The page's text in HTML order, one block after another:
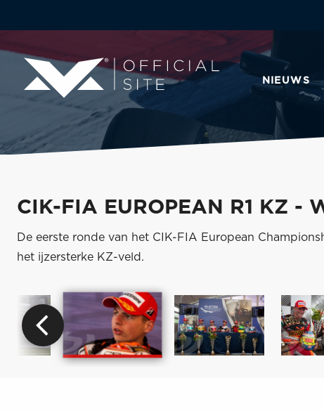
NIEUWS
CIK-FIA EUROPEAN R1 KZ -
De eerste ronde van het CIK-FIA European
het ijzersterke KZ-veld.